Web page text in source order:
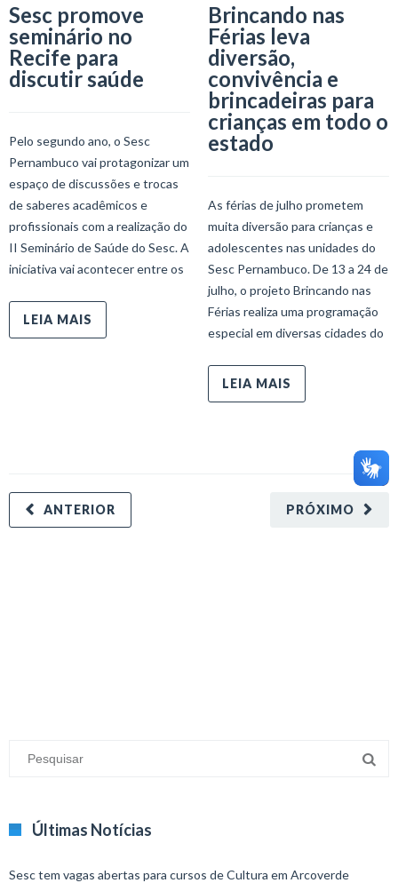
Sesc promove
seminário no
Recife para
discutir saúde
Pelo segundo ano, o Sesc
Pernambuco vai protagonizar um
espaço de discussões e trocas
de saberes acadêmicos e
profissionais com a realização do
II Seminário de Saúde do Sesc. A
iniciativa vai acontecer entre os
LEIA MAIS
Brincando nas
Férias leva
diversão,
convivência e
brincadeiras para
crianças em todo o
estado
As férias de julho prometem
muita diversão para crianças e
adolescentes nas unidades do
Sesc Pernambuco. De 13 a 24 de
julho, o projeto Brincando nas
Férias realiza uma programação
especial em diversas cidades do
LEIA MAIS
PRÓXIMO
ANTERIOR
Últimas Notícias
Sesc tem vagas abertas para cursos de Cultura em Arcoverde